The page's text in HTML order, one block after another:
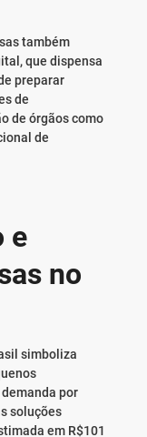
também
que dispensa
preparar
de
de órgãos como
de
e
no
simboliza
por
soluções
em R$101